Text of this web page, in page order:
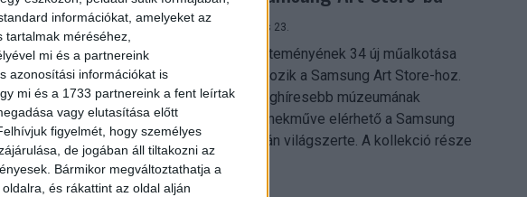
információkat, amelyeket az
tartalmak méréséhez,
mi és a partnereink
azonosítási információkat is
mi és a 1733 partnereink a fent leírtak
vagy elutasítása előtt
figyelmét, hogy személyes
de jogában áll tiltakozni az
Bármikor megváltoztathatja a
és rákattint az oldal alján
is
kormányzat
Digital Center 2026. július 23.
A párizsi Louvre gyűjteményének 34 új műalkotása
most először csatlakozik a Samsung Art Store-hoz.
Ezzel a világ egyik leghíresebb múzeumának
összesen már 51 remekműve elérhető a Samsung
Electronics platformján világszerte. A kollekció része
Leonardo...